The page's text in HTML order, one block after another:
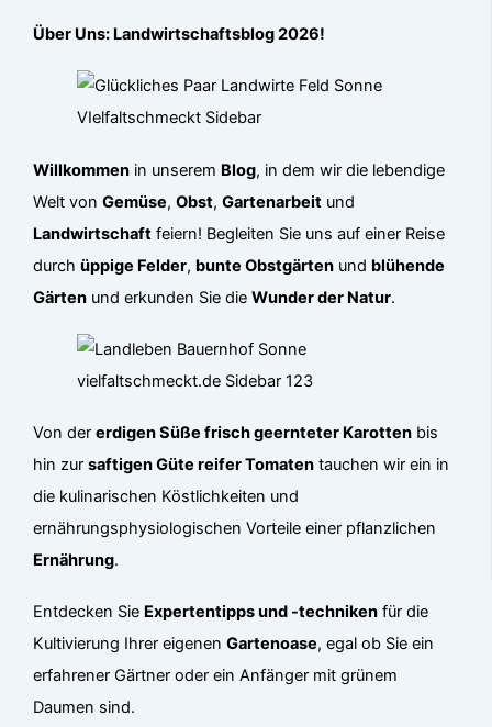
Über Uns: Landwirtschaftsblog 2026!
Willkommen in unserem Blog, in dem wir die lebendige
Welt vonGemüse,Obst,Gartenarbeit und
Landwirtschaft feiern! Begleiten Sie uns auf einer Reise
durchüppige Felder, bunte Obstgärten und blühende
Gärten und erkunden Sie dieWunder der Natur.
Von dererdigen Süße frisch geernteter Karotten bis
hin zursaftigen Güte reifer Tomaten tauchen wir ein in
die kulinarischen Köstlichkeiten und
ernährungsphysiologischen Vorteile einer pflanzlichen
Ernährung.
Entdecken Sie Expertentipps und -techniken für die
Kultivierung Ihrer eigenenGartenoase, egal ob Sie ein
erfahrener Gärtner oder ein Anfänger mit grünem
Daumen sind.